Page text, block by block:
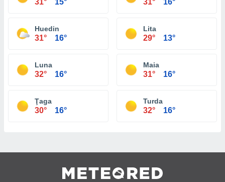
31° 15° 31° 16°
Huedin
31° 16°
Lita
29° 13°
Luna
32° 16°
Maia
31° 16°
Ţaga
30° 16°
Turda
32° 16°